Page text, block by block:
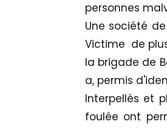
personnes
Une société
Victime de
la brigade de
a, permis
Interpellés et
foulée ont